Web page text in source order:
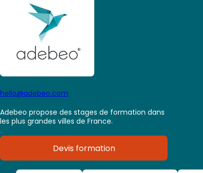
hello@adebeo.com
Adebeo propose des stages de formation dans
les plus grandes villes de France.
Devis formation